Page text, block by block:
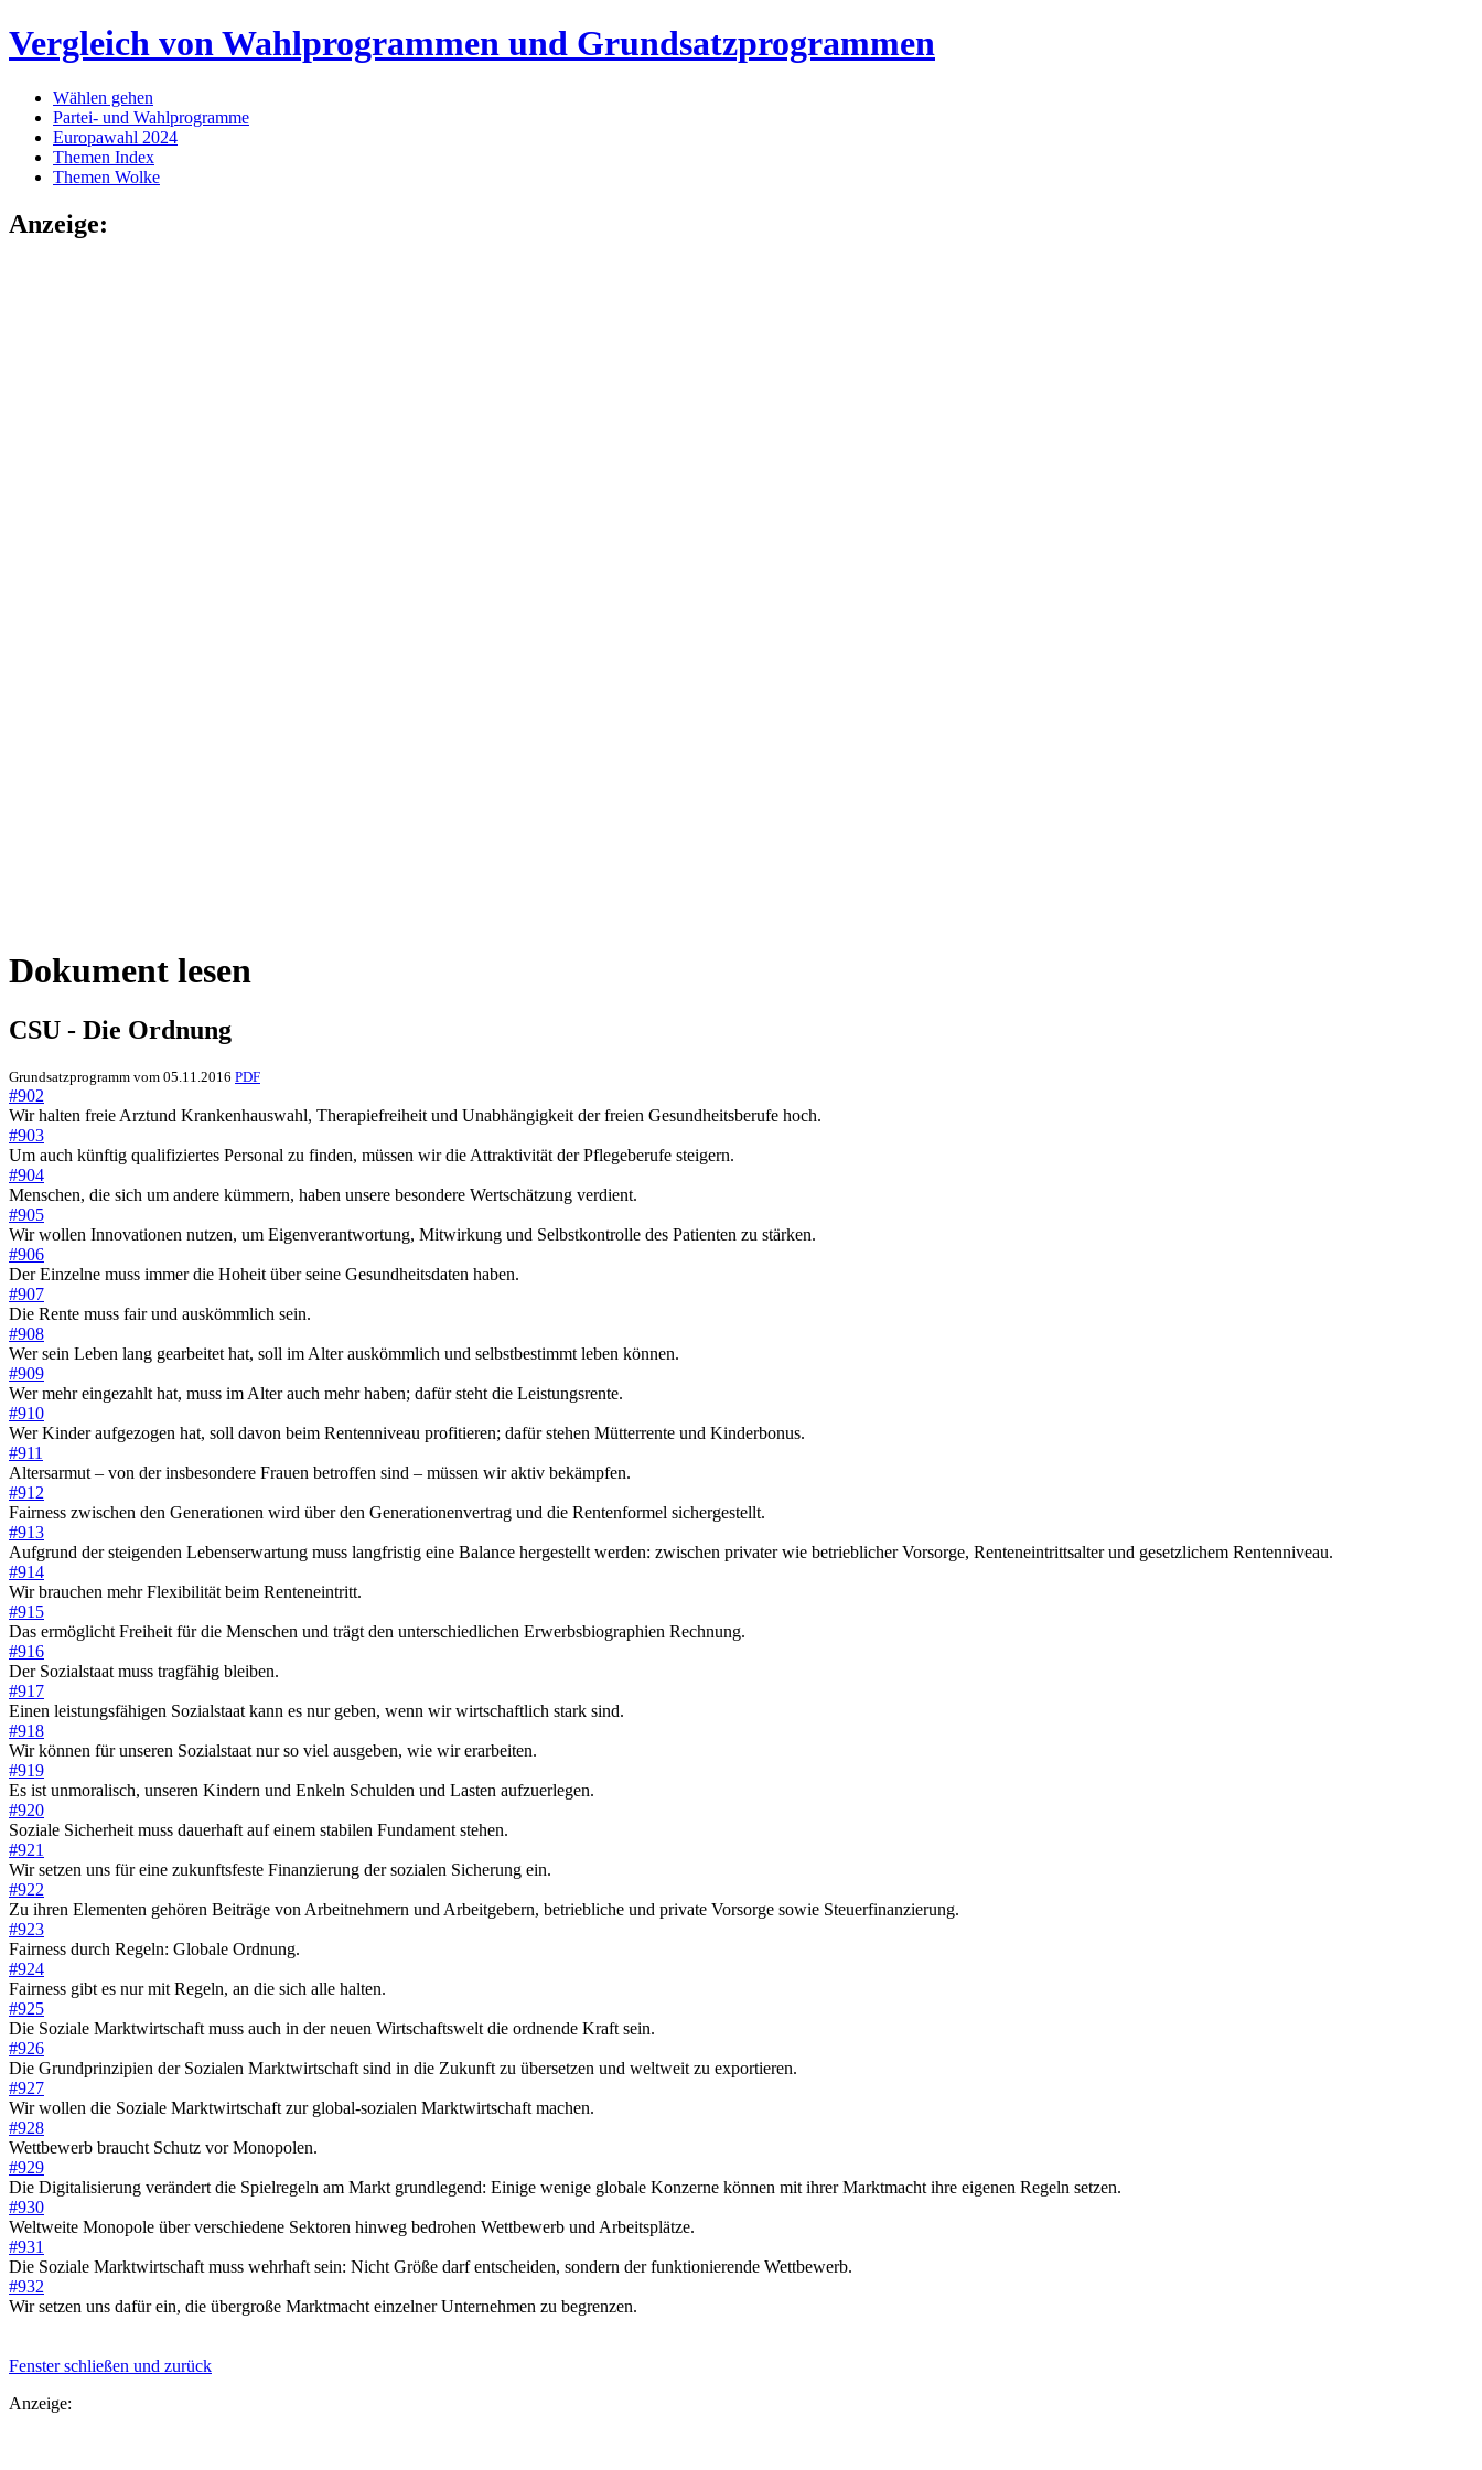
Vergleich von Wahlprogrammen und Grundsatzprogrammen
Wählen gehen
Partei- und Wahlprogramme
Europawahl 2024
Themen Index
Themen Wolke
Anzeige:
Dokument lesen
CSU - Die Ordnung
Grundsatzprogramm vom 05.11.2016 PDF
#902
Wir halten freie Arztund Krankenhauswahl, Therapiefreiheit und Unabhängigkeit der freien Gesundheitsberufe hoch.
#903
Um auch künftig qualifiziertes Personal zu finden, müssen wir die Attraktivität der Pflegeberufe steigern.
#904
Menschen, die sich um andere kümmern, haben unsere besondere Wertschätzung verdient.
#905
Wir wollen Innovationen nutzen, um Eigenverantwortung, Mitwirkung und Selbstkontrolle des Patienten zu stärken.
#906
Der Einzelne muss immer die Hoheit über seine Gesundheitsdaten haben.
#907
Die Rente muss fair und auskömmlich sein.
#908
Wer sein Leben lang gearbeitet hat, soll im Alter auskömmlich und selbstbestimmt leben können.
#909
Wer mehr eingezahlt hat, muss im Alter auch mehr haben; dafür steht die Leistungsrente.
#910
Wer Kinder aufgezogen hat, soll davon beim Rentenniveau profitieren; dafür stehen Mütterrente und Kinderbonus.
#911
Altersarmut – von der insbesondere Frauen betroffen sind – müssen wir aktiv bekämpfen.
#912
Fairness zwischen den Generationen wird über den Generationenvertrag und die Rentenformel sichergestellt.
#913
Aufgrund der steigenden Lebenserwartung muss langfristig eine Balance hergestellt werden: zwischen privater wie betrieblicher Vorsorge, Renteneintrittsalter und gesetzlichem Rentenniveau.
#914
Wir brauchen mehr Flexibilität beim Renteneintritt.
#915
Das ermöglicht Freiheit für die Menschen und trägt den unterschiedlichen Erwerbsbiographien Rechnung.
#916
Der Sozialstaat muss tragfähig bleiben.
#917
Einen leistungsfähigen Sozialstaat kann es nur geben, wenn wir wirtschaftlich stark sind.
#918
Wir können für unseren Sozialstaat nur so viel ausgeben, wie wir erarbeiten.
#919
Es ist unmoralisch, unseren Kindern und Enkeln Schulden und Lasten aufzuerlegen.
#920
Soziale Sicherheit muss dauerhaft auf einem stabilen Fundament stehen.
#921
Wir setzen uns für eine zukunftsfeste Finanzierung der sozialen Sicherung ein.
#922
Zu ihren Elementen gehören Beiträge von Arbeitnehmern und Arbeitgebern, betriebliche und private Vorsorge sowie Steuerfinanzierung.
#923
Fairness durch Regeln: Globale Ordnung.
#924
Fairness gibt es nur mit Regeln, an die sich alle halten.
#925
Die Soziale Marktwirtschaft muss auch in der neuen Wirtschaftswelt die ordnende Kraft sein.
#926
Die Grundprinzipien der Sozialen Marktwirtschaft sind in die Zukunft zu übersetzen und weltweit zu exportieren.
#927
Wir wollen die Soziale Marktwirtschaft zur global-sozialen Marktwirtschaft machen.
#928
Wettbewerb braucht Schutz vor Monopolen.
#929
Die Digitalisierung verändert die Spielregeln am Markt grundlegend: Einige wenige globale Konzerne können mit ihrer Marktmacht ihre eigenen Regeln setzen.
#930
Weltweite Monopole über verschiedene Sektoren hinweg bedrohen Wettbewerb und Arbeitsplätze.
#931
Die Soziale Marktwirtschaft muss wehrhaft sein: Nicht Größe darf entscheiden, sondern der funktionierende Wettbewerb.
#932
Wir setzen uns dafür ein, die übergroße Marktmacht einzelner Unternehmen zu begrenzen.
Fenster schließen und zurück
Anzeige: